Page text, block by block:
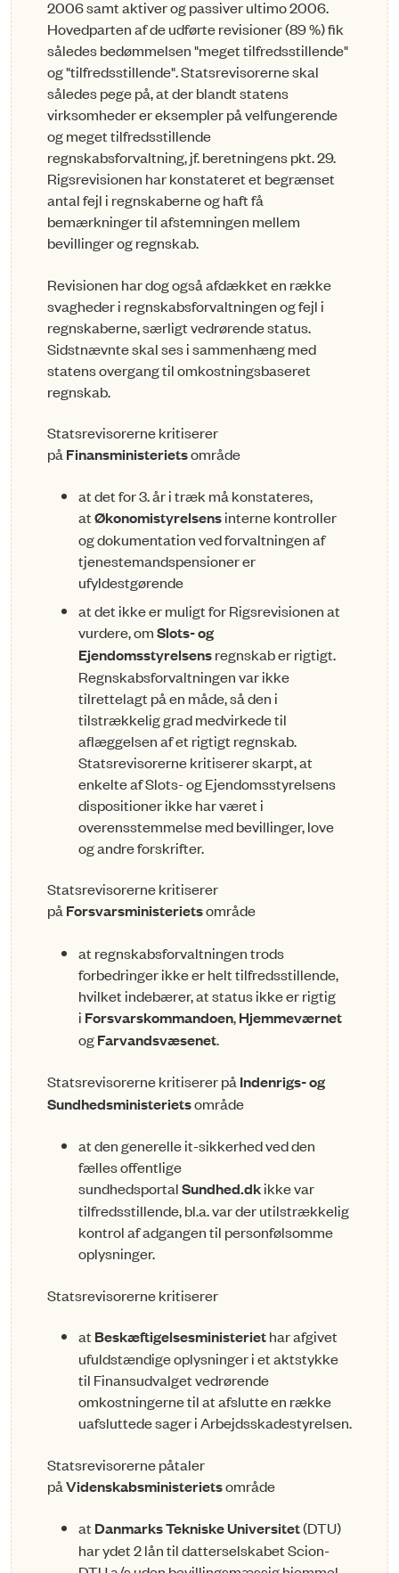
2006 samt aktiver og passiver ultimo 2006.
Hovedparten af de udførte revisio­­­ner (89 %) fik
således bedømmelsen "meget tilfredsstillende"
og "tilfredsstillende". Statsreviso­­­rerne skal
således pege på, at der blandt statens
virksomheder er eksempler på velfungerende
og me­­get tilfredsstillende
regnskabsforvaltning, jf. beretningens pkt. 29.
Rigsrevisionen har konstateret et begrænset
antal fejl i regnskaberne og haft få
bemærkninger til afstemningen mellem
bevillin­ger og regnskab.
Revisionen har dog også afdækket en række
svagheder i regnskabsforvaltningen og fejl i
regnskaber­­ne, særligt vedrørende status.
Sidstnævnte skal ses i sammenhæng med
statens overgang til om­kost­­ningsbaseret
regnskab.
Statsrevisorerne kritiserer
på Finansministerietsområde
at det for 3. år i træk må konstateres,
atØkonomistyrelsensinterne kontroller
og dokumentat­i­on ved forvaltningen af
tjenestemandspensioner er
ufyldestgørende
at det ikke er muligt for Rigsrevisionen at
vurdere, omSlots- og
Ejendomsstyrelsensregnskab er rigtigt.
Regnskabsforvaltningen var ikke
tilrettelagt på en måde, så den i
tilstrækkelig grad med­­­vir­kede til
aflæggelsen af et rigtigt regnskab.
Statsrevisorerne kritiserer skarpt, at
enkelte af Slots- og Ejendomsstyrelsens
dispositioner ikke har været i
overensstemmelse med bevillinger, love
og andre forskrifter.
Statsrevisorerne kritiserer
på Forsvarsministerietsområde
at regnskabsforvaltningen trods
forbedringer ikke er helt tilfredsstillende,
hvilket indebærer, at status ikke er rigtig
i Forsvarskommandoen,Hjemmeværnet
ogFarvandsvæsenet.
Statsrevisorerne kritiserer på Indenrigs- og
Sundhedsministerietsområde
at den generelle it-sikkerhed ved den
fælles offentlige
sundhedsportalSundhed.dkikke var
tilfredsstillende, bl.a. var der utilstrækkelig
kontrol af adgangen til personfølsomme
oplysninger.
Statsrevisorerne kritiserer
at Beskæftigelsesministeriethar afgivet
ufuldstændige oplysninger i et aktstykke
til Finansud­va­l­get vedrørende
omkostningerne til at afslutte en række
uafsluttede sager i Arbejdsskadesty­rel­­sen.
Statsrevisorerne påtaler
påVidenskabsministerietsområde
at Danmarks Tekniske Universitet(DTU)
har ydet 2 lån til datterselskabet Scion-